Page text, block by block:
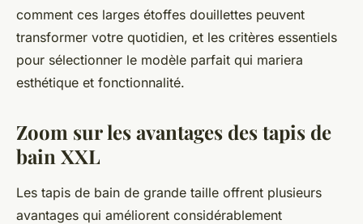
comment ces larges étoffes douillettes peuvent
transformer votre quotidien, et les critères essentiels
pour sélectionner le modèle parfait qui mariera
esthétique et fonctionnalité.
Zoom sur les avantages des tapis de
bain XXL
Les tapis de bain de grande taille offrent plusieurs
avantages qui améliorent considérablement